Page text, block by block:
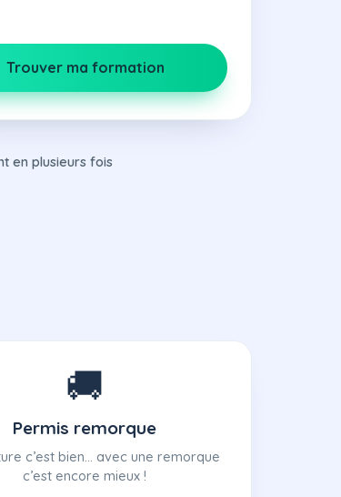
Trouver ma formation
en plusieurs fois
🚚
Permis remorque
c’est bien… avec une remorque
c’est encore mieux !